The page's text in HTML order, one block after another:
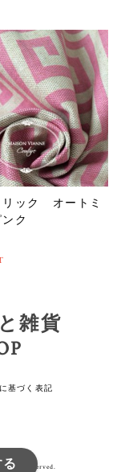
リック オートミ
ク
雑貨
基づく表記
reserved.